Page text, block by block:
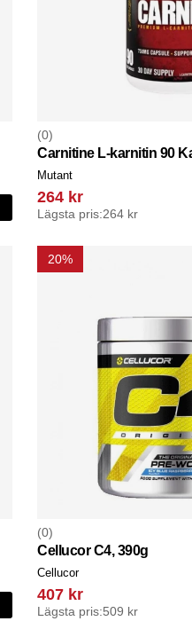
0
Carnitine L-karnitin 90
Mutant
264 kr
Lägsta pris:264 kr
20%
0
Cellucor C4, 390g
Cellucor
407 kr
Lägsta pris:509 kr